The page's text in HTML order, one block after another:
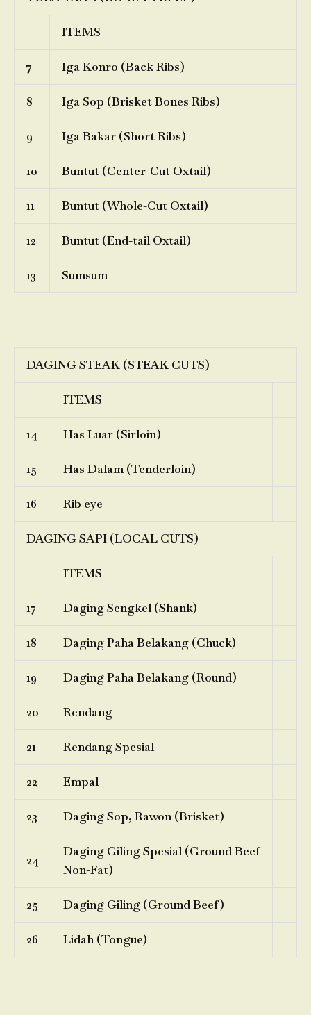
ITEMS
7 Iga Konro (Back Ribs)
8 Iga Sop (Brisket Bones Ribs)
9 Iga Bakar (Short Ribs)
10 Buntut (Center-Cut Oxtail)
11 Buntut (Whole-Cut Oxtail)
12 Buntut (End-tail Oxtail)
13 Sumsum
DAGING STEAK (STEAK CUTS)
ITEMS
14 Has Luar (Sirloin)
15 Has Dalam (Tenderloin)
16 Rib eye
DAGING SAPI (LOCAL CUTS)
ITEMS
17 Daging Sengkel (Shank)
18 Daging Paha Belakang (Chuck)
19 Daging Paha Belakang (Round)
20 Rendang
21 Rendang Spesial
22 Empal
23 Daging Sop, Rawon (Brisket)
24
Daging Giling Spesial (Ground Beef
Non-Fat)
25 Daging Giling (Ground Beef)
26 Lidah (Tongue)